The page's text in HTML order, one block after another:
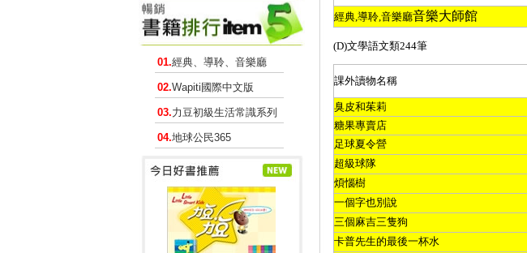
01.經典、導聆、音樂廳
02.Wapiti國際中文版
03.力豆初級生活常識系列
04.地球公民365
經典,導聆,音樂廳音樂大師館
(D)文學語文類244筆
課外讀物名稱
臭皮和茱莉
糖果專賣店
足球夏令營
超級球隊
煩惱樹
一個字也別說
三個麻吉三隻狗
卡普先生的最後一杯水